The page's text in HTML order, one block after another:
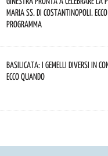
Maria SS. di Costantinopoli.
programma
Basilicata: i Gemelli DiVersi in
Ecco quando